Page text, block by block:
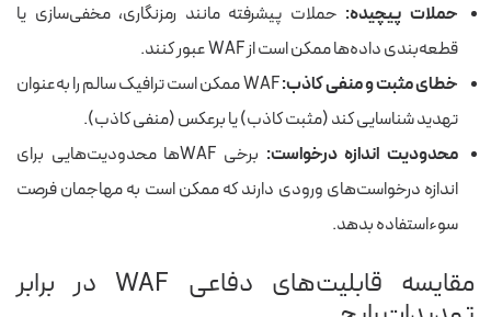
حملات پیچیده: حملات پیشرفته مانند رمزنگاری، مخفی‌سازی یا
قطعه‌بندی داده‌ها ممکن است از WAF عبور کنند.
خطای مثبت و منفی کاذب:
WAF ممکن است ترافیک سالم را به‌عنوان
تهدید شناسایی کند (مثبت کاذب) یا برعکس (منفی کاذب).
محدودیت اندازه درخواست:
برخی WAF‌ها محدودیت‌هایی برای
اندازه درخواست‌های ورودی دارند که ممکن است به مهاجمان فرصت
سوءاستفاده بدهد.
مقایسه قابلیت‌های دفاعی WAF در برابر